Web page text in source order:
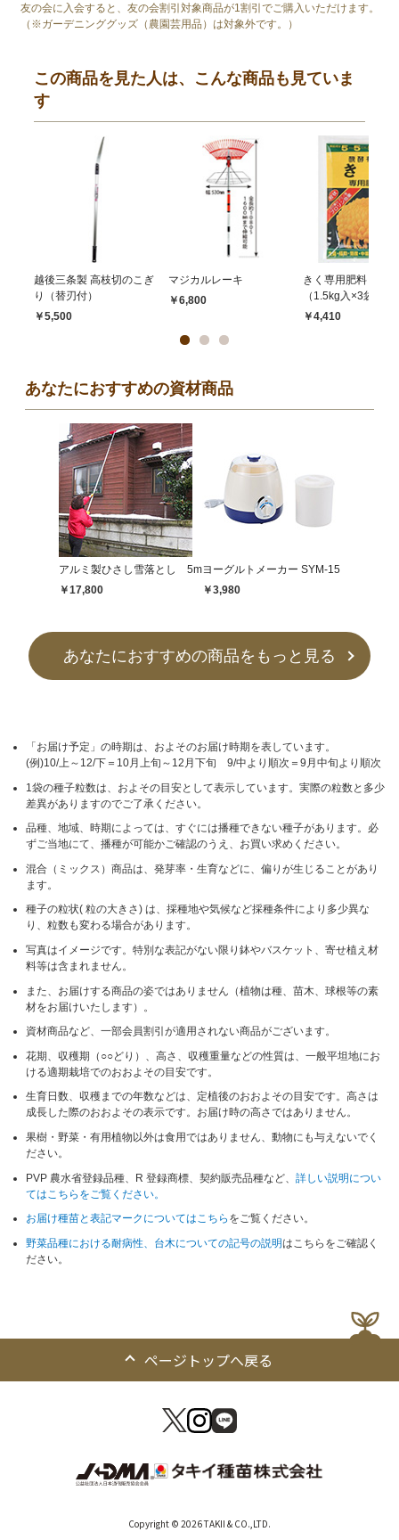
友の会に入会すると、友の会割引対象商品が1割引でご購入いただけます。
（※ガーデニンググッズ（農園芸用品）は対象外です。）
この商品を見た人は、こんな商品も見ていま
す
越後三条製 高枝切のこぎ
り（替刃付）
￥5,500
マジカルレーキ
￥6,800
きく専用肥料 1組
（1.5kg入×3袋）
￥4,410
あなたにおすすめの資材商品
アルミ製ひさし雪落とし 5m
￥17,800
ヨーグルトメーカー SYM-15
￥3,980
あなたにおすすめの商品をもっと見る
「お届け予定」の時期は、およそのお届け時期を表しています。
(例)10/上～12/下＝10月上旬～12月下旬 9/中より順次＝9月中旬より順次
1袋の種子粒数は、およその目安として表示しています。実際の粒数と多少
差異がありますのでご了承ください。
品種、地域、時期によっては、すぐには播種できない種子があります。必
ずご当地にて、播種が可能かご確認のうえ、お買い求めください。
混合（ミックス）商品は、発芽率・生育などに、偏りが生じることがあり
ます。
種子の粒状( 粒の大きさ) は、採種地や気候など採種条件により多少異な
り、粒数も変わる場合があります。
写真はイメージです。特別な表記がない限り鉢やバスケット、寄せ植え材
料等は含まれません。
また、お届けする商品の姿ではありません（植物は種、苗木、球根等の素
材をお届けいたします）。
資材商品など、一部会員割引が適用されない商品がございます。
花期、収穫期（○○どり）、高さ、収穫重量などの性質は、一般平坦地にお
ける適期栽培でのおおよその目安です。
生育日数、収穫までの年数などは、定植後のおおよその目安です。高さは
成長した際のおおよその表示です。お届け時の高さではありません。
果樹・野菜・有用植物以外は食用ではありません、動物にも与えないでく
ださい。
PVP 農水省登録品種、R 登録商標、契約販売品種など、詳しい説明につい
てはこちらをご覧ください。
お届け種苗と表記マークについてはこちら をご覧ください。
野菜品種における耐病性、台木についての記号の説明はこちらをご確認く
ださい。
ページトップへ戻る
Copyright © 2026 TAKII & CO.,LTD.